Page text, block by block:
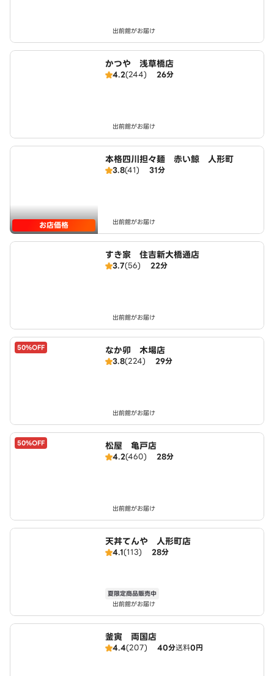
出前館がお届け
かつや 浅草橋店
4.2(244) 26分
出前館がお届け
お店価格
本格四川担々麺 赤い鯨 人形町
3.8(41) 31分
出前館がお届け
すき家 住吉新大橋通店
3.7(56) 22分
出前館がお届け
50%OFF なか卯 木場店
3.8(224) 29分
出前館がお届け
50%OFF 松屋 亀戸店
4.2(460) 28分
出前館がお届け
天丼てんや 人形町店
4.1(113) 28分
夏限定商品販売中
出前館がお届け
釜寅 両国店
4.4(207) 40分送料0円